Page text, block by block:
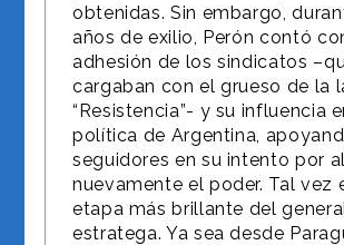
obtenidas. Sin embargo,
años de exilio, Perón contó
adhesión de los sindicatos
cargaban con el grueso de la
“Resistencia”- y su influencia
política de Argentina,
seguidores en su intento por
nuevamente el poder. Tal vez
etapa más brillante del
estratega. Ya sea desde